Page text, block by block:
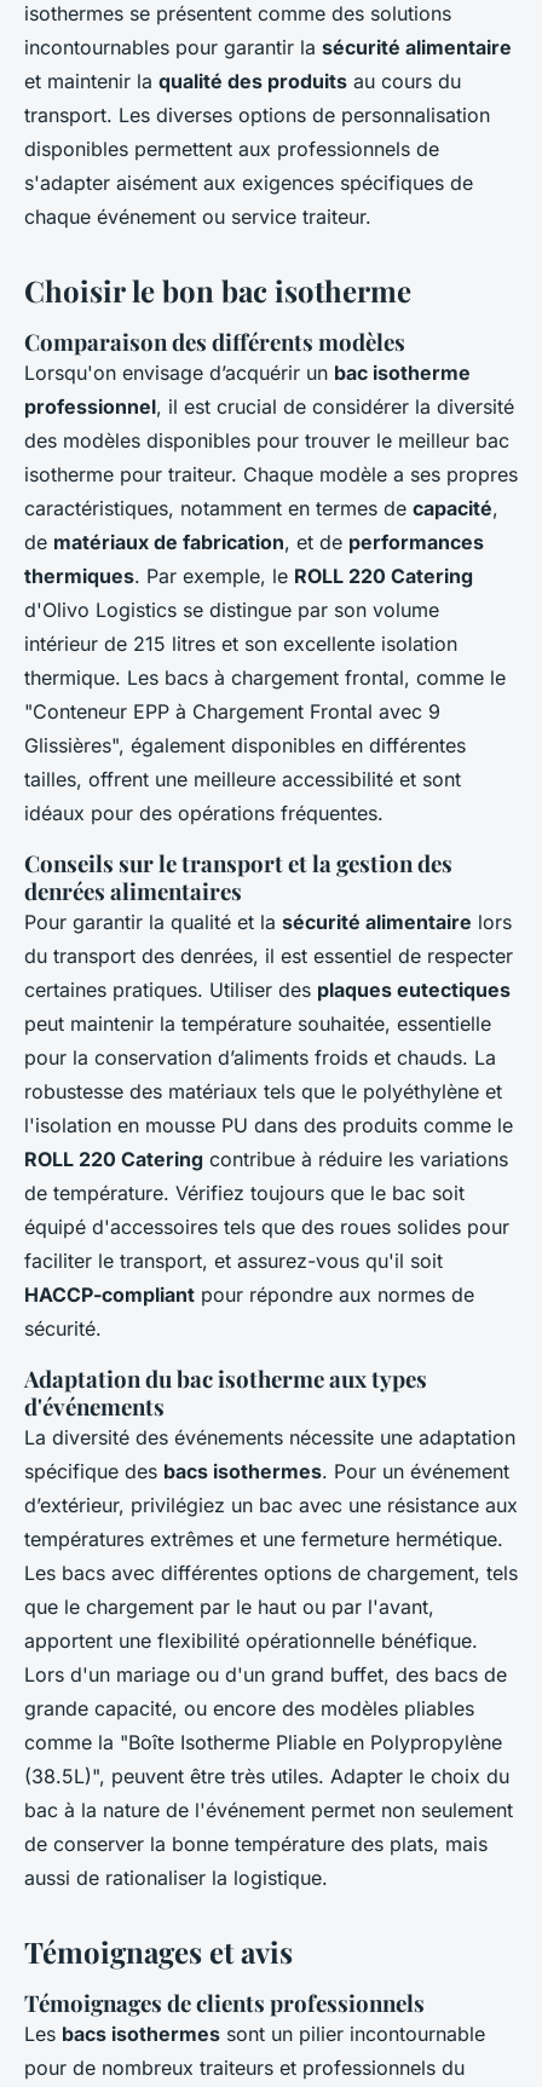
isothermes se présentent comme des solutions
incontournables pour garantir la sécurité alimentaire
et maintenir la qualité des produits au cours du
transport. Les diverses options de personnalisation
disponibles permettent aux professionnels de
s'adapter aisément aux exigences spécifiques de
chaque événement ou service traiteur.
Choisir le bon bac isotherme
Comparaison des différents modèles
Lorsqu'on envisage d’acquérir un bac isotherme
professionnel, il est crucial de considérer la diversité
des modèles disponibles pour trouver le meilleur bac
isotherme pour traiteur. Chaque modèle a ses propres
caractéristiques, notamment en termes de capacité,
de matériaux de fabrication, et de performances
thermiques. Par exemple, le ROLL 220 Catering
d'Olivo Logistics se distingue par son volume
intérieur de 215 litres et son excellente isolation
thermique. Les bacs à chargement frontal, comme le
"Conteneur EPP à Chargement Frontal avec 9
Glissières", également disponibles en différentes
tailles, offrent une meilleure accessibilité et sont
idéaux pour des opérations fréquentes.
Conseils sur le transport et la gestion des
denrées alimentaires
Pour garantir la qualité et la sécurité alimentaire lors
du transport des denrées, il est essentiel de respecter
certaines pratiques. Utiliser des plaques eutectiques
peut maintenir la température souhaitée, essentielle
pour la conservation d’aliments froids et chauds. La
robustesse des matériaux tels que le polyéthylène et
l'isolation en mousse PU dans des produits comme le
ROLL 220 Catering contribue à réduire les variations
de température. Vérifiez toujours que le bac soit
équipé d'accessoires tels que des roues solides pour
faciliter le transport, et assurez-vous qu'il soit
HACCP-compliant pour répondre aux normes de
sécurité.
Adaptation du bac isotherme aux types
d'événements
La diversité des événements nécessite une adaptation
spécifique des bacs isothermes. Pour un événement
d’extérieur, privilégiez un bac avec une résistance aux
températures extrêmes et une fermeture hermétique.
Les bacs avec différentes options de chargement, tels
que le chargement par le haut ou par l'avant,
apportent une flexibilité opérationnelle bénéfique.
Lors d'un mariage ou d'un grand buffet, des bacs de
grande capacité, ou encore des modèles pliables
comme la "Boîte Isotherme Pliable en Polypropylène
(38.5L)", peuvent être très utiles. Adapter le choix du
bac à la nature de l'événement permet non seulement
de conserver la bonne température des plats, mais
aussi de rationaliser la logistique.
Témoignages et avis
Témoignages de clients professionnels
Les bacs isothermes sont un pilier incontournable
pour de nombreux traiteurs et professionnels du